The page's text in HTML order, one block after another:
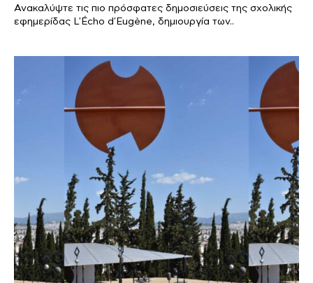
Ανακαλύψτε τις πιο πρόσφατες δημοσιεύσεις της σχολικής
εφημερίδας L'Écho d'Eugène, δημιουργία των..